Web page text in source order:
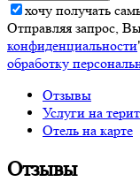
хочу получать
Отправляя запрос,
конфиденциальности
обработку
Отзывы
Услуги на
Отель на карте
Отзывы